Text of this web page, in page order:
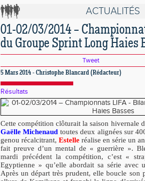
ACTUALITÉS
01-02/03/2014 –
du Groupe Sprint Long Haies
Tweet
5 Mars 2014 - Christophe Blancard (Rédacteur)
Résultats
Cette compétition clôturait la saison hivernale
Gaëlle Michenaud toutes deux alignées sur
genou récalcitrant, Estelle réalise en série un
fait preuve d’un mental de « guerrière ».
mardi précédent la compétition, c’est «
Egyptienne » qu’elle abordait sa série avec
Après un départ très prudent, elle boucle son